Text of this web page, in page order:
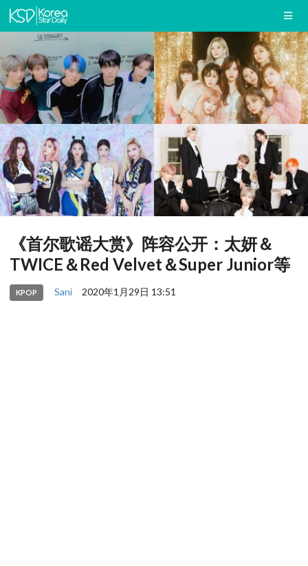
《首尔歌谣大赏》阵容公开：太妍＆
TWICE＆Red Velvet＆Super Junior等
KPOP Sani 2020年1月29日 13:51